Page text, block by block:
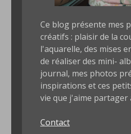
Ce blog présente mes
créatifs : plaisir de la
l'aquarelle, des mises
de réaliser des mini-
journal, mes photos
inspirations et ces
vie que j'aime partager
Contact